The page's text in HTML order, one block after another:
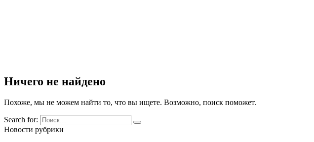
Ничего не найдено
Похоже, мы не можем найти то, что вы ищете. Возможно, поиск поможет.
Search for:
Новости рубрики